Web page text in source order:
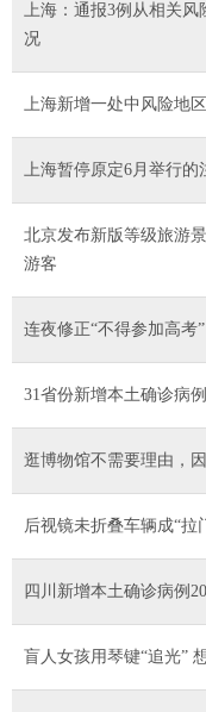
上海：通报3例从相关
况
上海新增一处中风险地区
上海暂停原定6月举行的
北京发布新版等级旅游
游客
连夜修正“不得参加高考
31省份新增本土确诊病
逛博物馆不需要理由，
后视镜未折叠车辆成“拉
四川新增本土确诊病例
盲人女孩用琴键“追光”